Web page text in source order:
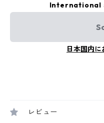
International
日本国内
レビュー